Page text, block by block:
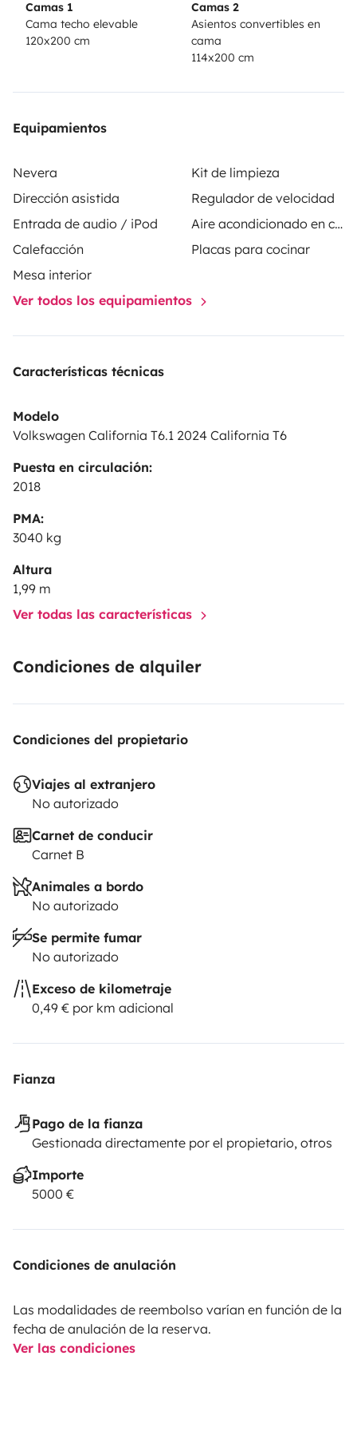
(un toit ouvrant pour être au plus près des étoiles), une
cuisine équipée (feux et évier), un coin repas intérieur
et extérieur - protégé par un auvent.
Partez dès que possible ! N'hésitez plus et contactez-
Camas 1
Cama techo elevable
120x200 cm
Camas 2
Asientos convertibles en
cama
114x200 cm
Equipamientos
Nevera
Kit de limpieza
Dirección asistida
Regulador de velocidad
Entrada de audio / iPod
Aire acondicionado en cabina
Calefacción
Placas para cocinar
Mesa interior
Ver todos los equipamientos
Características técnicas
Modelo
Volkswagen California T6.1 2024 California T6
Puesta en circulación:
2018
PMA:
3040 kg
Altura
1,99 m
Ver todas las características
Condiciones de alquiler
Condiciones del propietario
Viajes al extranjero
No autorizado
Carnet de conducir
Carnet B
Animales a bordo
No autorizado
Se permite fumar
No autorizado
Exceso de kilometraje
0,49 € por km adicional
Fianza
Pago de la fianza
Gestionada directamente por el propietario, otros
Importe
5000 €
Condiciones de anulación
Las modalidades de reembolso varían en función de la
fecha de anulación de la reserva.
Ver las condiciones